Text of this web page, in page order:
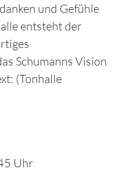
und Gefühle
entsteht der
Schumanns Vision
(Tonhalle
Uhr